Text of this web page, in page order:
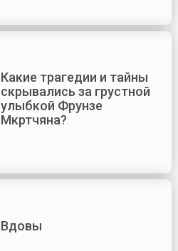
Какие трагедии и тайны
скрывались за грустной
улыбкой Фрунзе
Мкртчяна?
Вдовы